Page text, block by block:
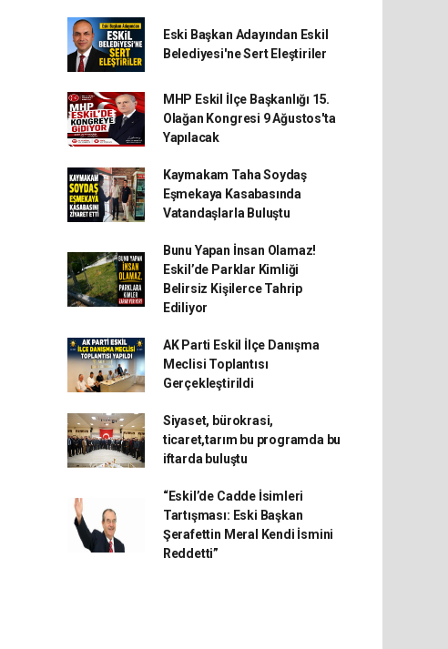
Eski Başkan Adayından Eskil
Belediyesi'ne Sert Eleştiriler
MHP Eskil İlçe Başkanlığı 15.
Olağan Kongresi 9 Ağustos'ta
Yapılacak
Kaymakam Taha Soydaş
Eşmekaya Kasabasında
Vatandaşlarla Buluştu
Bunu Yapan İnsan Olamaz!
Eskil’de Parklar Kimliği
Belirsiz Kişilerce Tahrip
Ediliyor
AK Parti Eskil İlçe Danışma
Meclisi Toplantısı
Gerçekleştirildi
Siyaset, bürokrasi,
ticaret,tarım bu programda bu
iftarda buluştu
“Eskil’de Cadde İsimleri
Tartışması: Eski Başkan
Şerafettin Meral Kendi İsmini
Reddetti”